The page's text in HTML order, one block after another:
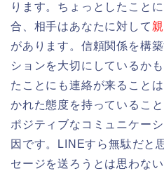
ります。ちょっとしたこと
合、相手はあなたに対して
があります。信頼関係を構
ションを大切にしているか
たことにも連絡が来ること
かれた態度を持っているこ
ポジティブなコミュニケー
因です。LINEすら無駄だと
セージを送ろうとは思わない